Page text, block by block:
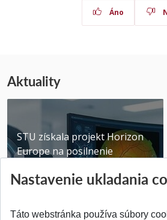
Áno
Aktuality
STU získala projekt Horizon
Europe na posilnenie
Publikované 31.07.2026
Nastavenie ukladania
Táto webstránka používa súbory